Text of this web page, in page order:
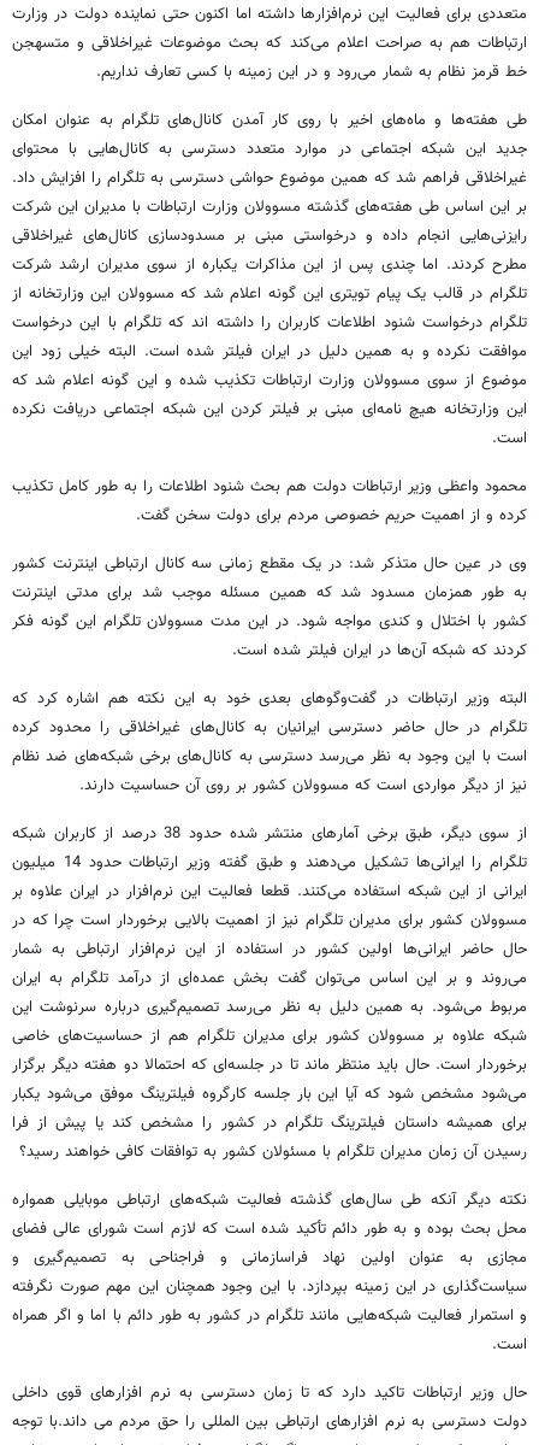
متعددی برای فعالیت این نرم‌افزارها داشته اما اکنون حتی نماینده دولت در وزارت
ارتباطات هم به صراحت اعلام می‌کند که بحث موضوعات غیراخلاقی و متسهجن
خط قرمز نظام به شمار می‌رود و در این زمینه با کسی تعارف نداریم.
طی هفته‌ها و ماه‌های اخیر با روی کار آمدن کانال‌های تلگرام به عنوان امکان
جدید این شبکه اجتماعی در موارد متعدد دسترسی به کانال‌هایی با محتوای
غیراخلاقی فراهم شد که همین موضوع حواشی دسترسی به تلگرام را افزایش داد.
بر این اساس طی هفته‌های گذشته مسوولان وزارت ارتباطات با مدیران این شرکت
رایزنی‌هایی انجام داده و درخواستی مبنی بر مسدودسازی کانال‌های غیراخلاقی
مطرح کردند. اما چندی پس از این مذاکرات یکباره از سوی مدیران ارشد شرکت
تلگرام در قالب یک پیام تویتری این گونه اعلام شد که مسوولان این وزارتخانه از
تلگرام درخواست شنود اطلاعات کاربران را داشته اند که تلگرام با این درخواست
موافقت نکرده و به همین دلیل در ایران فیلتر شده است. البته خیلی زود این
موضوع از سوی مسوولان وزارت ارتباطات تکذیب شده و این گونه اعلام شد که
این وزارتخانه هیچ نامه‌ای مبنی بر فیلتر کردن این شبکه اجتماعی دریافت نکرده
است.
محمود واعظی وزیر ارتباطات دولت هم بحث شنود اطلاعات را به طور کامل تکذیب
کرده و از اهمیت حریم خصوصی مردم برای دولت سخن گفت.
وی در عین حال متذکر شد: در یک مقطع زمانی سه کانال ارتباطی اینترنت کشور
به طور همزمان مسدود شد که همین مسئله موجب شد برای مدتی اینترنت
کشور با اختلال و کندی مواجه شود. در این مدت مسوولان تلگرام این گونه فکر
کردند که شبکه آن‌ها در ایران فیلتر شده است.
البته وزیر ارتباطات در گفت‌وگوهای بعدی خود به این نکته هم اشاره کرد که
تلگرام در حال حاضر دسترسی ایرانیان به کانال‌های غیراخلاقی را محدود کرده
است با این وجود به نظر می‌رسد دسترسی به کانال‌های برخی شبکه‌های ضد نظام
نیز از دیگر مواردی است که مسوولان کشور بر روی آن حساسیت دارند.
از سوی دیگر، طبق برخی آمارهای منتشر شده حدود 38 درصد از کاربران شبکه
تلگرام را ایرانی‌ها تشکیل می‌دهند و طبق گفته وزیر ارتباطات حدود 14 میلیون
ایرانی از این شبکه استفاده می‌کنند. قطعا فعالیت این نرم‌افزار در ایران علاوه بر
مسوولان کشور برای مدیران تلگرام نیز از اهمیت بالایی برخوردار است چرا که در
حال حاضر ایرانی‌ها اولین کشور در استفاده از این نرم‌افزار ارتباطی به شمار
می‌روند و بر این اساس می‌توان گفت بخش عمده‌ای از درآمد تلگرام به ایران
مربوط می‌شود. به همین دلیل به نظر می‌رسد تصمیم‌گیری درباره سرنوشت این
شبکه علاوه بر مسوولان کشور برای مدیران تلگرام هم از حساسیت‌های خاصی
برخوردار است. حال باید منتظر ماند تا در جلسه‌ای که احتمالا دو هفته دیگر برگزار
می‌شود مشخص شود که آیا این بار جلسه کارگروه فیلترینگ موفق می‌شود یکبار
برای همیشه داستان فیلترینگ تلگرام در کشور را مشخص کند یا پیش از فرا
رسیدن آن زمان مدیران تلگرام با مسئولان کشور به توافقات کافی خواهند رسید؟
نکته دیگر آنکه طی سال‌های گذشته فعالیت شبکه‌های ارتباطی موبایلی همواره
محل بحث بوده و به طور دائم تأکید شده است که لازم است شورای عالی فضای
مجازی به عنوان اولین نهاد فراسازمانی و فراجناحی به تصمیم‌گیری و
سیاست‌گذاری در این زمینه بپردازد. با این وجود همچنان این مهم صورت نگرفته
و استمرار فعالیت شبکه‌هایی مانند تلگرام در کشور به طور دائم با اما و اگر همراه
است.
حال وزیر ارتباطات تاکید دارد که تا زمان دسترسی به نرم افزارهای قوی داخلی
دولت دسترسی به نرم افزارهای ارتباطی بین المللی را حق مردم می داند.با توجه